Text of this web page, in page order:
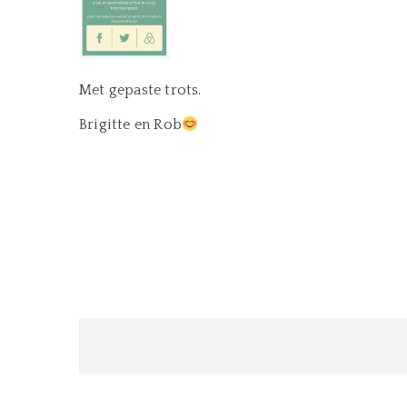
Met gepaste trots.
Brigitte en Rob